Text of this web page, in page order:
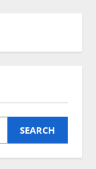
SEARCH